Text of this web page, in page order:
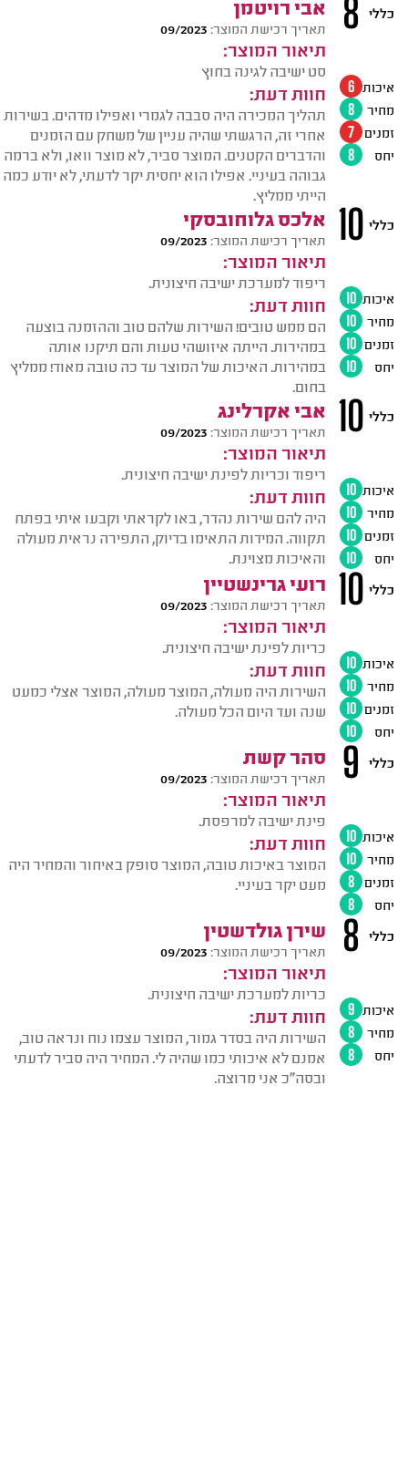
אבי רויטמן
תאריך רכישת המוצר: 09/2023
תיאור המוצר:
סט ישיבה לגינה בחוץ
חוות דעת:
תהליך המכירה היה סבבה לגמרי ואפילו מדהים. בשירות
אחרי זה, הרגשתי שהיה עניין של משחק עם הזמנים
והדברים הקטנים. המוצר סביר, לא מוצר וואו, ולא ברמה
גבוהה בעיניי. אפילו הוא יחסית יקר לדעתי, לא יודע כמה
הייתי ממליץ.
8 כללי
איכות 6
מחיר
8
זמנים 7
יחס
8
אלכס גלוחובסקי
תאריך רכישת המוצר: 09/2023
תיאור המוצר:
ריפוד למערכת ישיבה חיצונית.
חוות דעת:
הם ממש טובים! השירות שלהם טוב וההזמנה בוצעה
במהירות. הייתה איזושהי טעות והם תיקנו אותה
במהירות. האיכות של המוצר עד כה טובה מאוד! ממליץ
בחום.
10 כללי
איכות 10
מחיר
10
זמנים 10
יחס
10
אבי אקרלינג
תאריך רכישת המוצר: 09/2023
תיאור המוצר:
ריפוד וכריות לפינת ישיבה חיצונית.
חוות דעת:
היה להם שירות נהדר, באו לקראתי וקבעו איתי בפתח
תקווה. המידות התאימו בדיוק, התפירה נראית מעולה
והאיכות מצוינת.
10 כללי
איכות 10
מחיר
10
זמנים 10
יחס
10
רועי גרינשטיין
תאריך רכישת המוצר: 09/2023
תיאור המוצר:
כריות לפינת ישיבה חיצונית.
חוות דעת:
השירות היה מעולה, המוצר מעולה, המוצר אצלי כמעט
שנה ועד היום הכל מעולה.
10 כללי
איכות 10
מחיר
10
זמנים 10
יחס
10
סהר קשת
תאריך רכישת המוצר: 09/2023
תיאור המוצר:
פינת ישיבה למרפסת.
חוות דעת:
המוצר באיכות טובה, המוצר סופק באיחור והמחיר היה
מעט יקר בעיניי.
9 כללי
איכות 10
מחיר
10
זמנים 8
יחס
8
שירן גולדשטין
תאריך רכישת המוצר: 09/2023
תיאור המוצר:
כריות למערכת ישיבה חיצונית.
חוות דעת:
השירות היה בסדר גמור, המוצר עצמו נוח ונראה טוב,
אמנם לא איכותי כמו שהיה לי. המחיר היה סביר לדעתי
ובסה"כ אני מרוצה.
8 כללי
איכות 9
מחיר
8
יחס
8